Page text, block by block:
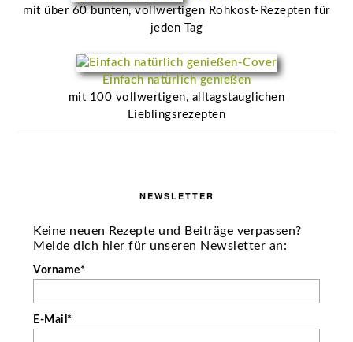
mit über 60 bunten, vollwertigen Rohkost-Rezepten für
jeden Tag
Einfach natürlich genießen
mit 100 vollwertigen, alltagstauglichen
Lieblingsrezepten
NEWSLETTER
Keine neuen Rezepte und Beiträge verpassen?
Melde dich hier für unseren Newsletter an:
Vorname*
E-Mail*